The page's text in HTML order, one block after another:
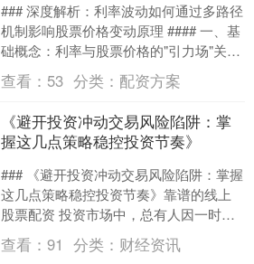
### 深度解析：利率波动如何通过多路径
机制影响股票价格变动原理 #### 一、基
础概念：利率与股票价格的"引力场"关系
利率作为货币的时间价值标尺，是金融
市场....
查看： 53 分类： 配资方案
《避开投资冲动交易风险陷阱：掌
握这几点策略稳控投资节奏》
### 《避开投资冲动交易风险陷阱：掌握
这几点策略稳控投资节奏》靠谱的线上
股票配资 投资市场中，总有人因一时
的"心跳加速"而做出错误决策——看到某
只股票暴涨立刻....
查看：91 分类： 财经资讯